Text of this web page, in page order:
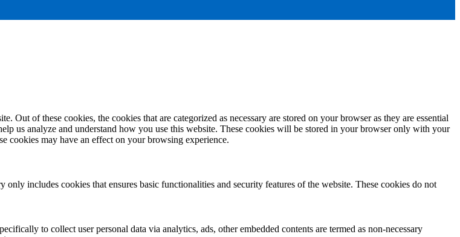
of these cookies, the cookies that are categorized as necessary are stored on your browser as they are essential
us analyze and understand how you use this website. These cookies will be stored in your browser only with your
cookies may have an effect on your browsing experience.
includes cookies that ensures basic functionalities and security features of the website. These cookies do not
to collect user personal data via analytics, ads, other embedded contents are termed as non-necessary